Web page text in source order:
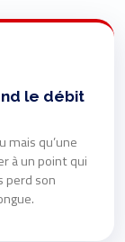
le débit
mais qu’une
à un point qui
perd son